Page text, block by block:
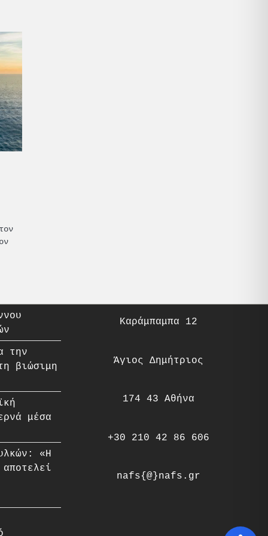
την
βιώσιμη
μέσα
«Η
Καράμπαμπα 12
Άγιος Δημήτριος
174 43 Αθήνα
+30 210 42 86 606
nafs{@}nafs.gr